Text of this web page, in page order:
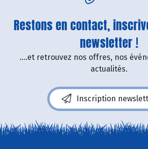
Restons en contact,
newsletter !
....et retrouvez nos offres, nos
actualités.
Inscription